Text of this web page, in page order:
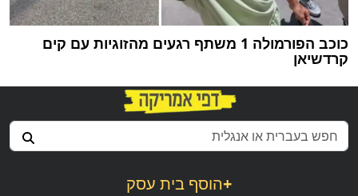
כוכב הפורמולה 1 משתף רגעים מהזוגיות עם קים
קרדשיאן
הוסף בית עסק+